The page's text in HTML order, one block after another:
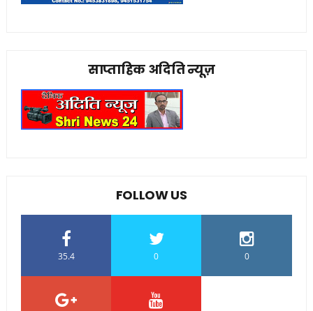
साप्ताहिक अदिति न्यूज़
FOLLOW US
35.4 0 0